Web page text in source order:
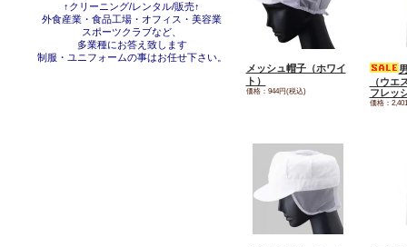
メッシュ帽子（ホワイ
ト）
価格：944円(税込)
（ウエ
フレッ
価格：
↑クリーニング/レンタル/販売↑
外食産業・食品工場・オフィス・美容業
スポーツクラブなど、
多業種にお答え致します
制服・ユニフォームの事はお任せ下さい。